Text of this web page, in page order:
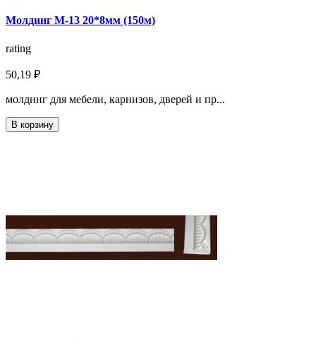
Молдинг М-13 20*8мм (150м)
rating
50,19 ₽
молдинг для мебели, карнизов, дверей и пр...
В корзину